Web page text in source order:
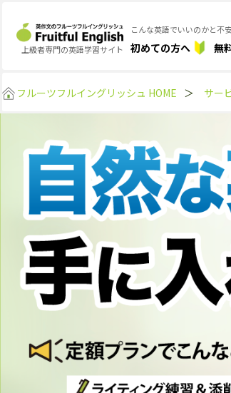
上級者専門の英語学習サイト
こんな英語でいいのかと不
初めての方へ
無
フルーツフルイングリッシュ HOME ＞ サー